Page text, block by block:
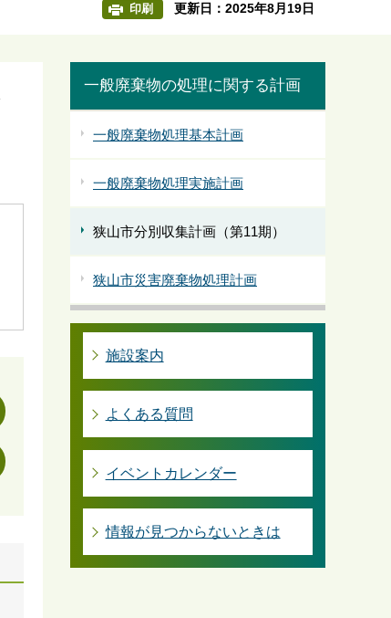
印刷 更新日：2025年8月19日
一般廃棄物の処理に関する計画
一般廃棄物処理基本計画
一般廃棄物処理実施計画
狭山市分別収集計画（第11期）
狭山市災害廃棄物処理計画
施設案内
よくある質問
イベントカレンダー
情報が見つからないときは